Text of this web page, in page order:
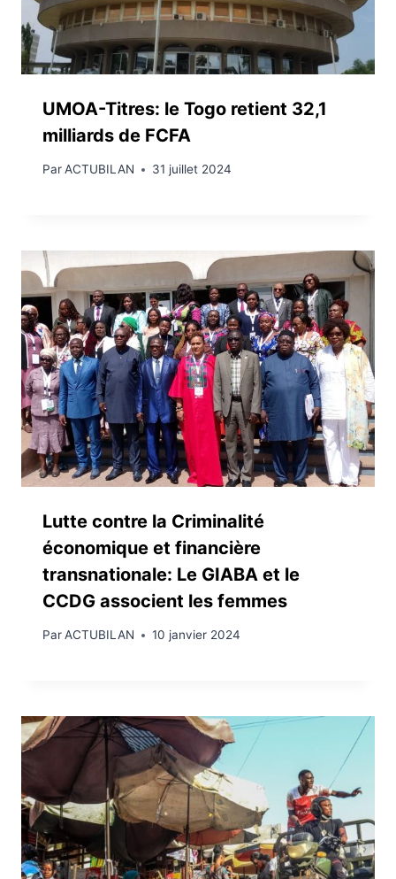
UMOA-Titres: le Togo retient 32,1
milliards de FCFA
ParACTUBILAN 31 juillet 2024
Lutte contre la Criminalité
économique et financière
transnationale: Le GIABA et le
CCDG associent les femmes
ParACTUBILAN 10 janvier 2024